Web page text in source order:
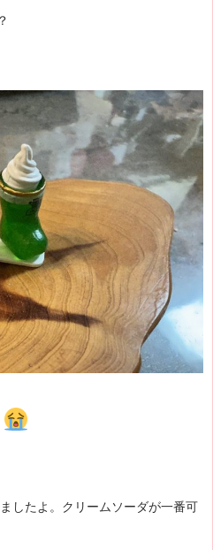
したよ。クリームソーダが一番可